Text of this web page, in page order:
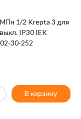
1/2 Krepta 3 для
IP30 IEK
30-252
В корзину